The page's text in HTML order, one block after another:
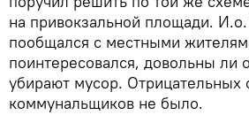
на привокзальной площади.
пообщался с местными
поинтересовался, довольны ли
убирают мусор. Отрицательных
коммунальщиков не было.